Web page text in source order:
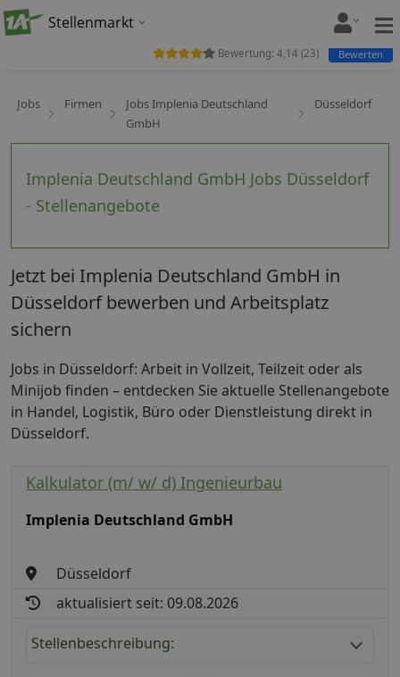
Stellenmarkt
Jobs Firmen
Jobs Implenia Deutschland
GmbH
Düsseldorf
Implenia Deutschland GmbH Jobs Düsseldorf
- Stellenangebote
Bewertung: 4,14 (23) Bewerten
Jetzt bei Implenia Deutschland GmbH in
Düsseldorf bewerben und Arbeitsplatz
sichern
Jobs in Düsseldorf: Arbeit in Vollzeit, Teilzeit oder als
Minijob finden – entdecken Sie aktuelle Stellenangebote
in Handel, Logistik, Büro oder Dienstleistung direkt in
Düsseldorf.
Kalkulator (m/ w/ d) Ingenieurbau
Implenia Deutschland GmbH
Düsseldorf
aktualisiert seit: 09.08.2026
Stellenbeschreibung: